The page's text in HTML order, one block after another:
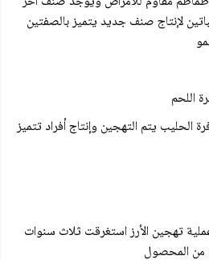
لإنتاج صنف جديد يتميز بالصفتين
الحليب يتم التهجين وإنتاج أفراد تتميز
تهجين الأرز استغرقت ثلاث سنوات
من المحصول